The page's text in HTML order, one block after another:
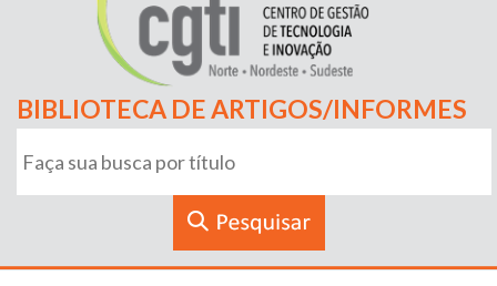
BIBLIOTECA DE ARTIGOS/INFORMES